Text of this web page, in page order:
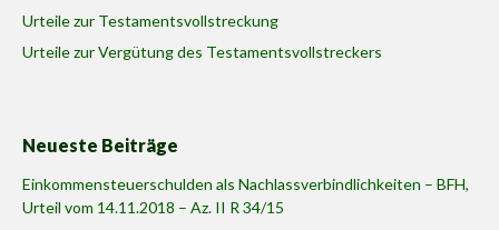
Urteile zur Testamentsvollstreckung
Urteile zur Vergütung des Testamentsvollstreckers
Neueste Beiträge
Einkommensteuerschulden als Nachlassverbindlichkeiten – BFH,
Urteil vom 14.11.2018 – Az. II R 34/15